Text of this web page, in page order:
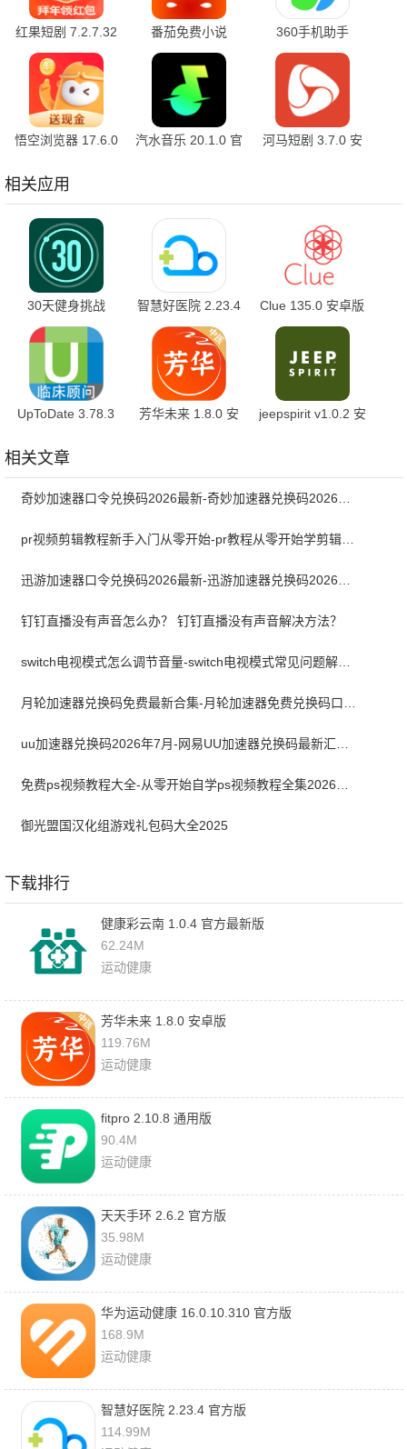
红果短剧 7.2.7.32
官方版
番茄免费小说
7.2.7.32 安卓版
360手机助手
10.2.2 官方版
悟空浏览器 17.6.0
汽水音乐 20.1.0 官
河马短剧 3.7.0 安
相关应用
30天健身挑战
v2.0.25 官方版
智慧好医院 2.23.4
官方版
Clue 135.0 安卓版
UpToDate 3.78.3
芳华未来 1.8.0 安
jeepspirit v1.0.2 安
相关文章
pr视频剪辑教程新手入门从零开始-pr教程从零开始学剪辑全集免费
钉钉直播没有声音怎么办？ 钉钉直播没有声音解决方法？
switch电视模式怎么调节音量-switch电视模式常见问题解决方案
御光盟国汉化组游戏礼包码大全2025
下载排行
健康彩云南 1.0.4 官方最新版
62.24M
运动健康
芳华未来 1.8.0 安卓版
119.76M
运动健康
fitpro 2.10.8 通用版
90.4M
运动健康
天天手环 2.6.2 官方版
35.98M
运动健康
华为运动健康 16.0.10.310 官方版
168.9M
运动健康
智慧好医院 2.23.4 官方版
114.99M